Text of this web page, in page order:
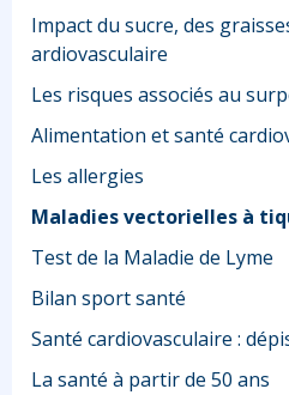
Impact du sucre, des
ardiovasculaire
Les risques associés au
Alimentation et santé
Les allergies
Maladies vectorielles à
Test de la Maladie de Lyme
Bilan sport santé
Santé cardiovasculaire :
La santé à partir de 50 ans